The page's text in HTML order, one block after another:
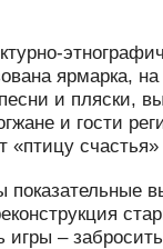
ярмарка,
и пляски,
и гости
–